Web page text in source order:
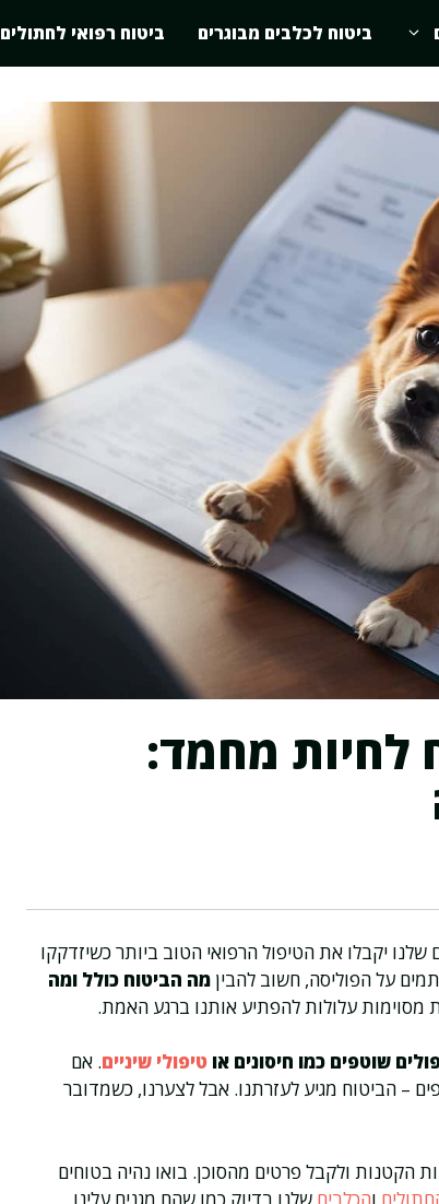
ביטוח לכלבים מבוגרים ביטוח רפואי לחתולים
לחיות מחמד:
יקבלו את הטיפול הרפואי הטוב ביותר כשיזדקקו
על הפוליסה, חשוב להבין מה הביטוח כולל ומה
מסוימות עלולות להפתיע אותנו ברגע האמת.
שוטפים כמו חיסונים או טיפולי שיניים. אם
– הביטוח מגיע לעזרתנו. אבל לצערנו, כשמדובר
הקטנות ולקבל פרטים מהסוכן. בואו נהיה בטוחים